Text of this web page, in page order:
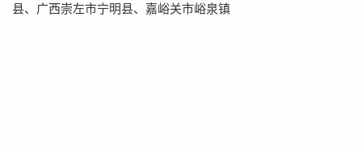
县、广西崇左市宁明县、嘉峪关市峪泉镇